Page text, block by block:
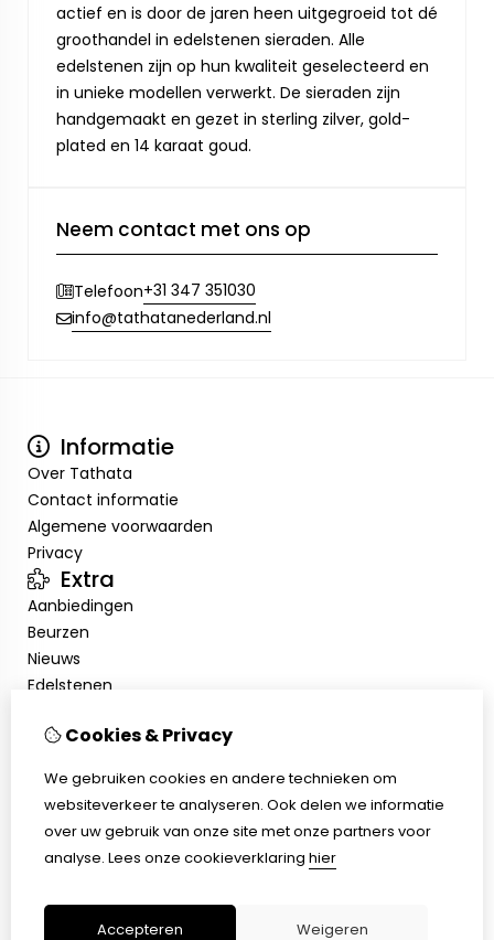
actief en is door de jaren heen uitgegroeid tot dé
groothandel in edelstenen sieraden. Alle
edelstenen zijn op hun kwaliteit geselecteerd en
in unieke modellen verwerkt. De sieraden zijn
handgemaakt en gezet in sterling zilver, gold-
plated en 14 karaat goud.
Neem contact met ons op
Telefoon+31 347 351030
info@tathatanederland.nl
Informatie
Over Tathata
Contact informatie
Algemene voorwaarden
Privacy
Extra
Aanbiedingen
Beurzen
Nieuws
Edelstenen
Mijn account
Bestelhistorie
Klantenservice
Contact
Cookies & Privacy
We gebruiken cookies en andere technieken om
websiteverkeer te analyseren. Ook delen we informatie
over uw gebruik van onze site met onze partners voor
analyse. Lees onze cookieverklaring hier
Accepteren Weigeren